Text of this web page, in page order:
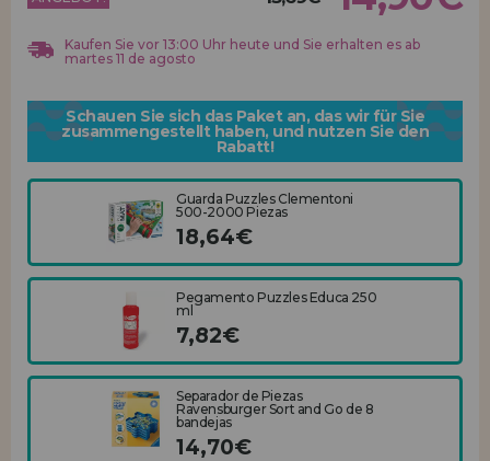
Los gehts! Wir haben auf dich gewartet.
HÄNDLERREGISTRIERUNG
Kaufen Sie vor 13:00 Uhr heute und Sie erhalten es ab
martes 11 de agosto
Schauen Sie sich das Paket an, das wir für Sie
zusammengestellt haben, und nutzen Sie den
Rabatt!
Guarda Puzzles Clementoni
500-2000 Piezas
18,64€
Pegamento Puzzles Educa 250
ml
7,82€
Separador de Piezas
Ravensburger Sort and Go de 8
bandejas
14,70€